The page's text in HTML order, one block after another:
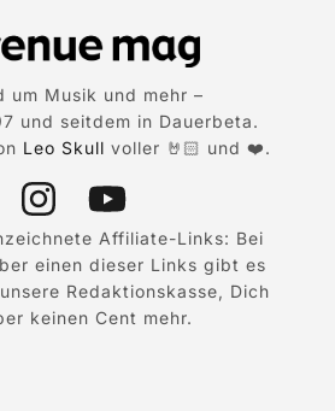
um Musik und mehr –
und seitdem in Dauerbeta.
Leo Skull voller 🤘🏻 und ❤️.
Affiliate-Links: Bei
einen dieser Links gibt es
Redaktionskasse, Dich
keinen Cent mehr.